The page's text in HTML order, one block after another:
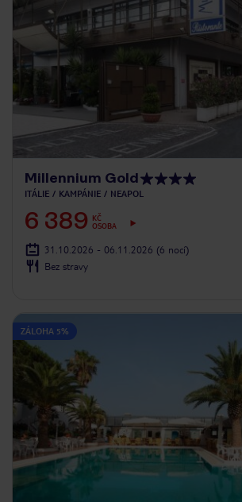
Millennium Gold
ITÁLIE KAMPÁNIE NEAPOL
6 389
KČ
OSOBA
31.10.2026 - 06.11.2026 (6 nocí)
Bez stravy
ZÁLOHA 5%